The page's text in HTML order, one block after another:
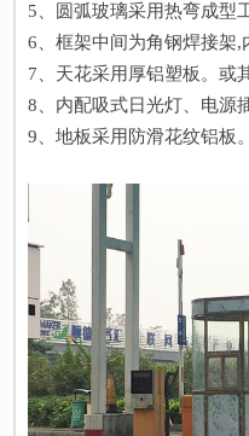
5、圆弧玻璃采用热弯成型
6、框架中间为角钢焊接架,
7、天花采用厚铝塑板。或
8、内配吸式日光灯、电源
9、地板采用防滑花纹铝板。